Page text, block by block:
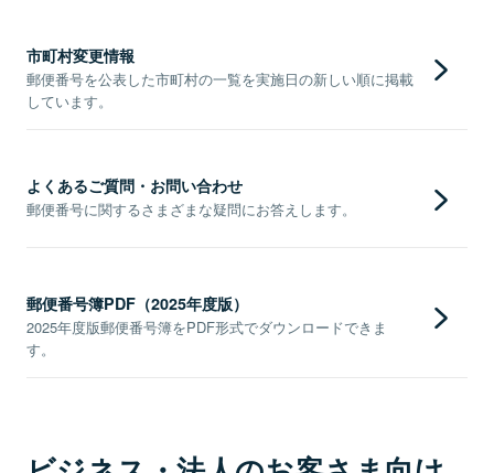
市町村変更情報
郵便番号を公表した市町村の一覧を実施日の新しい順に掲載
しています。
よくあるご質問・お問い合わせ
郵便番号に関するさまざまな疑問にお答えします。
郵便番号簿PDF（2025年度版）
2025年度版郵便番号簿をPDF形式でダウンロードできま
す。